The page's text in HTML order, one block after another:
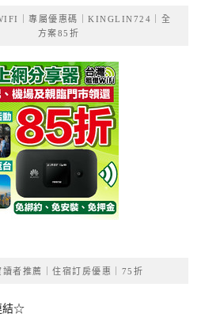
｜專屬優惠碼｜KINGLIN724｜全
方案85折
讀者推薦｜住宿訂房優惠｜75折
結☆